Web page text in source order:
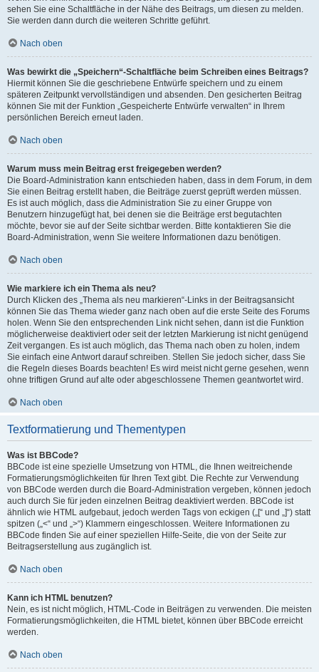
sehen Sie eine Schaltfläche in der Nähe des Beitrags, um diesen zu melden.
Sie werden dann durch die weiteren Schritte geführt.
Nach oben
Was bewirkt die „Speichern“-Schaltfläche beim Schreiben eines Beitrags?
Hiermit können Sie die geschriebene Entwürfe speichern und zu einem
späteren Zeitpunkt vervollständigen und absenden. Den gesicherten Beitrag
können Sie mit der Funktion „Gespeicherte Entwürfe verwalten“ in Ihrem
persönlichen Bereich erneut laden.
Nach oben
Warum muss mein Beitrag erst freigegeben werden?
Die Board-Administration kann entschieden haben, dass in dem Forum, in dem
Sie einen Beitrag erstellt haben, die Beiträge zuerst geprüft werden müssen.
Es ist auch möglich, dass die Administration Sie zu einer Gruppe von
Benutzern hinzugefügt hat, bei denen sie die Beiträge erst begutachten
möchte, bevor sie auf der Seite sichtbar werden. Bitte kontaktieren Sie die
Board-Administration, wenn Sie weitere Informationen dazu benötigen.
Nach oben
Wie markiere ich ein Thema als neu?
Durch Klicken des „Thema als neu markieren“-Links in der Beitragsansicht
können Sie das Thema wieder ganz nach oben auf die erste Seite des Forums
holen. Wenn Sie den entsprechenden Link nicht sehen, dann ist die Funktion
möglicherweise deaktiviert oder seit der letzten Markierung ist nicht genügend
Zeit vergangen. Es ist auch möglich, das Thema nach oben zu holen, indem
Sie einfach eine Antwort darauf schreiben. Stellen Sie jedoch sicher, dass Sie
die Regeln dieses Boards beachten! Es wird meist nicht gerne gesehen, wenn
ohne triftigen Grund auf alte oder abgeschlossene Themen geantwortet wird.
Nach oben
Textformatierung und Thementypen
Was ist BBCode?
BBCode ist eine spezielle Umsetzung von HTML, die Ihnen weitreichende
Formatierungsmöglichkeiten für Ihren Text gibt. Die Rechte zur Verwendung
von BBCode werden durch die Board-Administration vergeben, können jedoch
auch durch Sie für jeden einzelnen Beitrag deaktiviert werden. BBCode ist
ähnlich wie HTML aufgebaut, jedoch werden Tags von eckigen („[“ und „]“) statt
spitzen („<“ und „>“) Klammern eingeschlossen. Weitere Informationen zu
BBCode finden Sie auf einer speziellen Hilfe-Seite, die von der Seite zur
Beitragserstellung aus zugänglich ist.
Nach oben
Kann ich HTML benutzen?
Nein, es ist nicht möglich, HTML-Code in Beiträgen zu verwenden. Die meisten
Formatierungsmöglichkeiten, die HTML bietet, können über BBCode erreicht
werden.
Nach oben